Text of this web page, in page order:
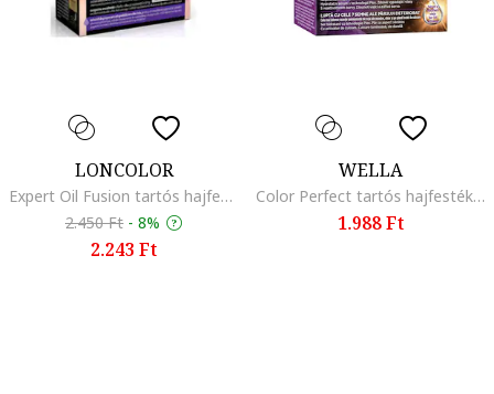
LONCOLOR
Expert Oil Fusion tartós hajfesték, 100 ml, 4.22
2.450 Ft - 8%
2.243 Ft
WELLA
Color Perfect tartós hajfesték, 135ml, Volcanic red 77/44
1.988 Ft